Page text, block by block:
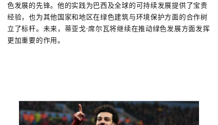
色发展的先锋。他的实践为巴西及全球的可持续发展提供了宝贵
经验，也为其他国家和地区在绿色建筑与环境保护方面的合作树
立了标杆。未来，蒂亚戈·席尔瓦将继续在推动绿色发展方面发挥
更加重要的作用。